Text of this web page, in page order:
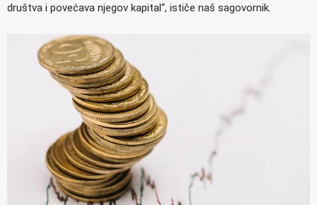
društva i povećava njegov kapital“, ističe naš sagovornik.